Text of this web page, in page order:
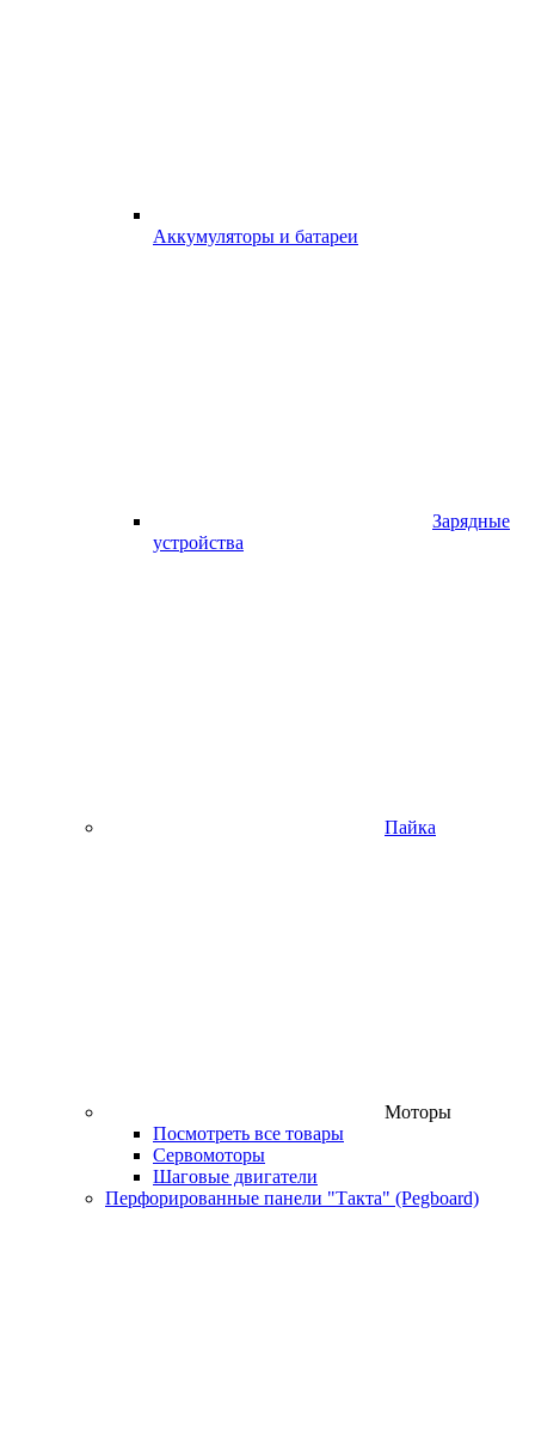
Аккумуляторы и батареи
Зарядные
устройства
Пайка
Моторы
Посмотреть все товары
Сервомоторы
Шаговые двигатели
Перфорированные панели "Такта" (Pegboard)